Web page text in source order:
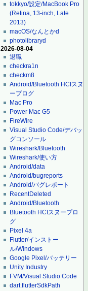
tokkyo/設定/MacBook Pro
(Retina, 13-inch, Late
2013)
macOS/なんとかd
photolibraryd
2026-08-04
退職
checkra1n
checkm8
Android/Bluetooth HCIスヌ
ープログ
Mac Pro
Power Mac G5
FireWire
Visual Studio Code/デバッ
グコンソール
Wireshark/Bluetooth
Wireshark/使い方
Android/data
Android/bugreports
Android/バグレポート
RecentDeleted
Android/Bluetooth
Bluetooth HCIスヌープロ
グ
Pixel 4a
Flutter/インストー
ル/Windows
Google Pixel/バッテリー
Unity Industry
FVM/Visual Studio Code
dart.flutterSdkPath